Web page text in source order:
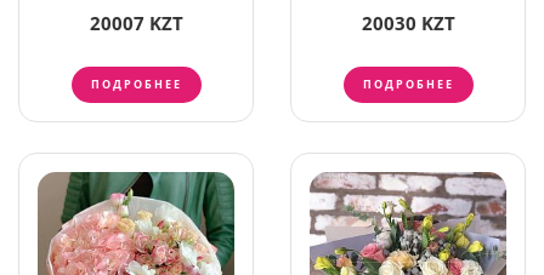
20007 KZT
ПОДРОБНЕЕ
20030 KZT
ПОДРОБНЕЕ